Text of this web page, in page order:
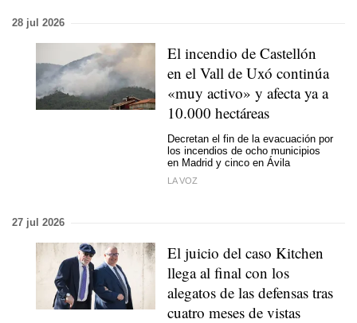
28 jul 2026
El incendio de Castellón
en el Vall de Uxó continúa
«muy activo» y afecta ya a
10.000 hectáreas
Decretan el fin de la evacuación por
los incendios de ocho municipios
en Madrid y cinco en Ávila
LA VOZ
27 jul 2026
El juicio del caso Kitchen
llega al final con los
alegatos de las defensas tras
cuatro meses de vistas